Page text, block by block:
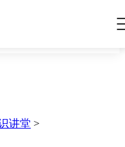
讲堂 >